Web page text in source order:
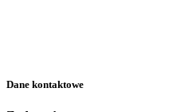
Dane kontaktowe